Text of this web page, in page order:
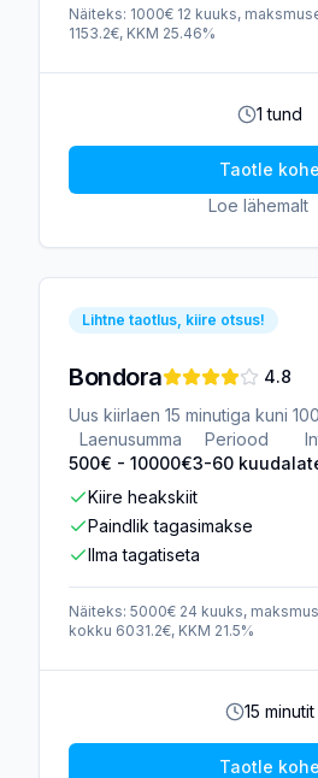
Näiteks: 1000€ 12 kuuks,
1153.2€, KKM 25.46%
1 tund
Taotle kohe
Loe lähemalt
Lihtne taotlus, kiire otsus!
Bondora
4.8
Uus kiirlaen 15 minutiga kuni
Laenusumma
500€ - 10000€
Periood
3-60 kuud
Kiire heakskiit
Paindlik tagasimakse
Ilma tagatiseta
Näiteks: 5000€ 24 kuuks,
kokku 6031.2€, KKM 21.5%
15 minutit
Taotle kohe